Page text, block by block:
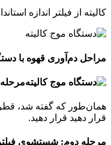
کالیته از فیلتر اندازه
مراحل دم‌آوری قهوه با
قرار دهید قرار دهید.
مرحله دوم: شستشوی